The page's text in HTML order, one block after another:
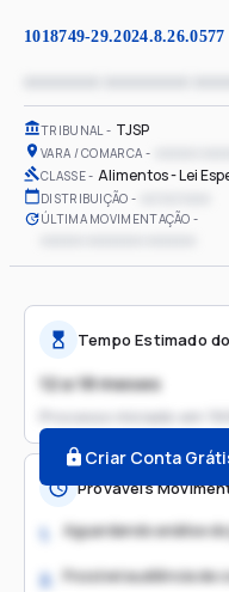
1018749-29.2024.8.26.0577
TRIBUNAL TJSP
VARA / COMARCA
CLASSE Alimentos - Lei
DISTRIBUIÇÃO
ÚLTIMA MOVIMENTAÇÃO
Tempo Estimado
12 a 18 meses
Processo iniciado em
Criar Conta
Prováveis
1. Aguardando análise
2. Possível audiência de